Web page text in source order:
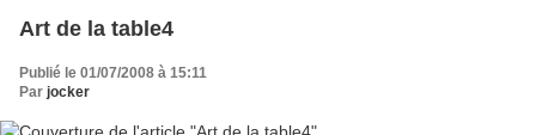
Art de la table4
Publié le 01/07/2008 à 15:11
Par jocker